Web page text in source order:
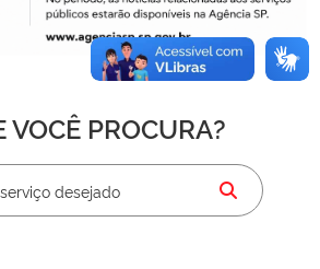
VOCÊ PROCURA?